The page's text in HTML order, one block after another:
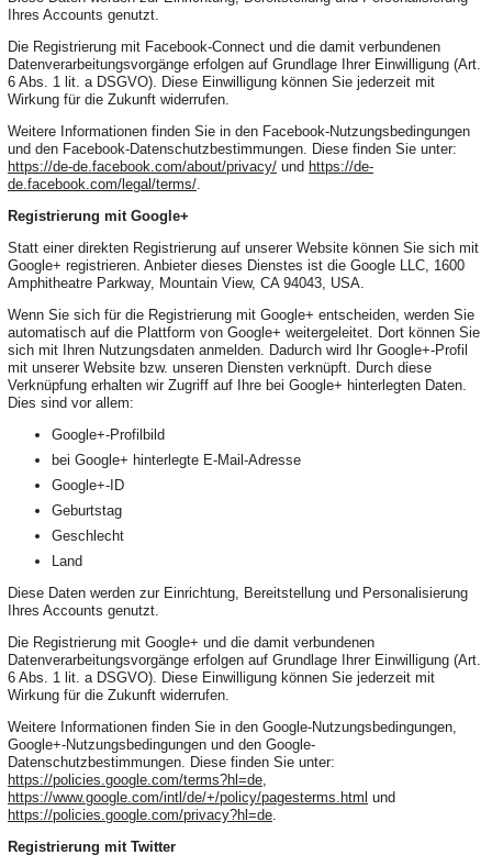
Ihres Accounts genutzt.
Die Registrierung mit Facebook-Connect und die damit verbundenen
Datenverarbeitungsvorgänge erfolgen auf Grundlage Ihrer Einwilligung (Art.
6 Abs. 1 lit. a DSGVO). Diese Einwilligung können Sie jederzeit mit
Wirkung für die Zukunft widerrufen.
Weitere Informationen finden Sie in den Facebook-Nutzungsbedingungen
und den Facebook-Datenschutzbestimmungen. Diese finden Sie unter:
https://de-de.facebook.com/about/privacy/ und https://de-
de.facebook.com/legal/terms/.
Registrierung mit Google+
Statt einer direkten Registrierung auf unserer Website können Sie sich mit
Google+ registrieren. Anbieter dieses Dienstes ist die Google LLC, 1600
Amphitheatre Parkway, Mountain View, CA 94043, USA.
Wenn Sie sich für die Registrierung mit Google+ entscheiden, werden Sie
automatisch auf die Plattform von Google+ weitergeleitet. Dort können Sie
sich mit Ihren Nutzungsdaten anmelden. Dadurch wird Ihr Google+-Profil
mit unserer Website bzw. unseren Diensten verknüpft. Durch diese
Verknüpfung erhalten wir Zugriff auf Ihre bei Google+ hinterlegten Daten.
Dies sind vor allem:
Google+-Profilbild
bei Google+ hinterlegte E-Mail-Adresse
Google+-ID
Geburtstag
Geschlecht
Land
Diese Daten werden zur Einrichtung, Bereitstellung und Personalisierung
Ihres Accounts genutzt.
Die Registrierung mit Google+ und die damit verbundenen
Datenverarbeitungsvorgänge erfolgen auf Grundlage Ihrer Einwilligung (Art.
6 Abs. 1 lit. a DSGVO). Diese Einwilligung können Sie jederzeit mit
Wirkung für die Zukunft widerrufen.
Weitere Informationen finden Sie in den Google-Nutzungsbedingungen,
Google+-Nutzungsbedingungen und den Google-
Datenschutzbestimmungen. Diese finden Sie unter:
https://policies.google.com/terms?hl=de,
https://www.google.com/intl/de/+/policy/pagesterms.html und
https://policies.google.com/privacy?hl=de.
Registrierung mit Twitter